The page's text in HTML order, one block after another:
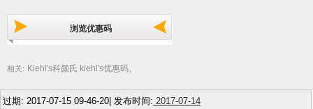
浏览优惠码
相关: Kiehl's科颜氏 kiehl's优惠码
过期: 2017-07-15 09-46-20| 发布时间: 2017-07-14